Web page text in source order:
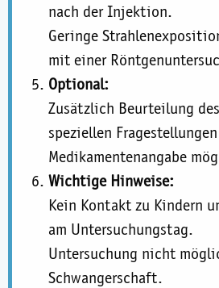
nach der Injektion.
Geringe
mit einer
Optional:
Zusätzlich Beurteilung
speziellen
Medikamentenangabe
Wichtige Hinweise:
Kein Kontakt zu Kindern
am Untersuchungstag.
Untersuchung nicht
Schwangerschaft.